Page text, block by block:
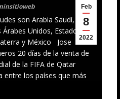
Feb
8
2022
son Arabia Saudí,
Unidos, Estados
y México Jose
20 días de la venta de
de la FIFA de Qatar
entre los países que más